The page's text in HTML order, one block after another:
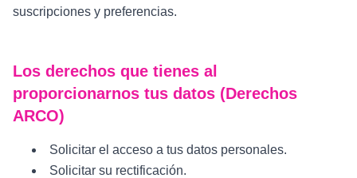
suscripciones y preferencias.
Los derechos que tienes al
proporcionarnos tus datos (Derechos
ARCO)
Solicitar el acceso a tus datos personales.
Solicitar su rectificación.